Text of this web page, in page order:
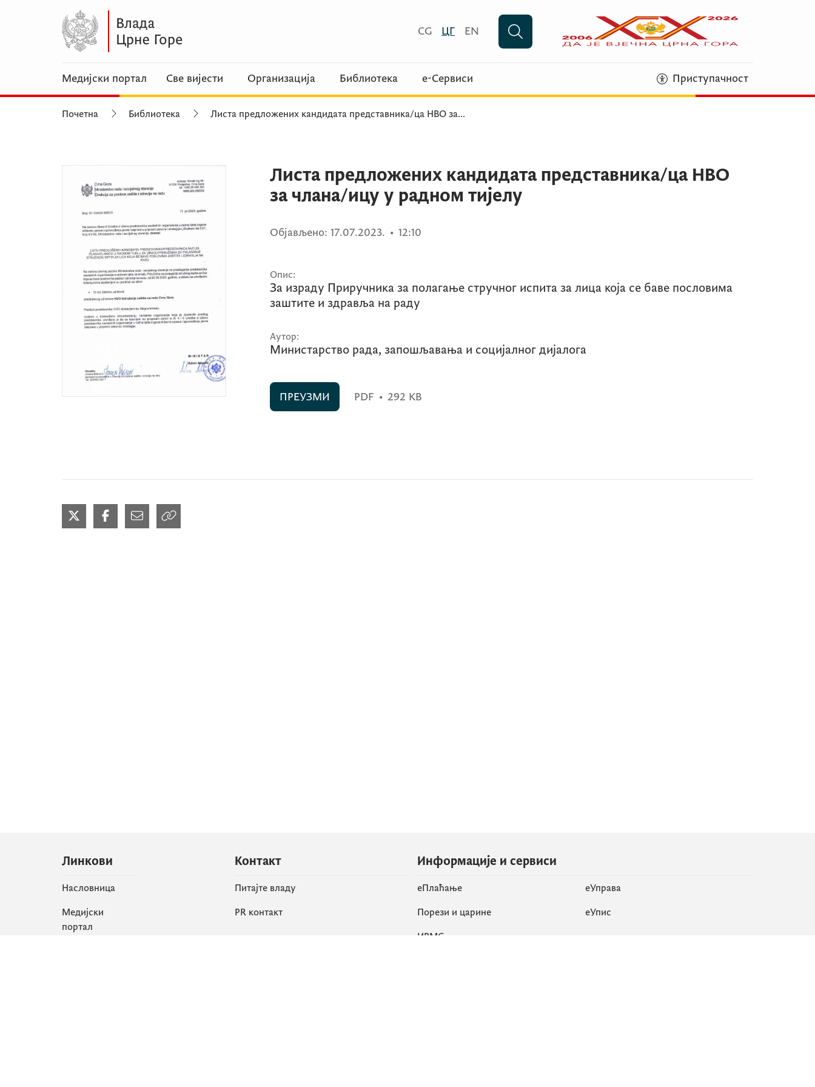
CG ЦГ EN
Медијски портал Све вијести Организација Библиотека е-Сервиси Приступачност
Почетна Библиотека Листа предложених кандидата представника/ца НВО за...
Листа предложених кандидата представника/ца НВО
за члана/ицу у радном тијелу
Објављено: 17.07.2023. • 12:10
Опис:
За израду Приручника за полагање стручног испита за лица која се баве пословима
заштите и здравља на раду
Аутор:
Министарство рада, запошљавања и социјалног дијалога
ПРЕУЗМИ PDF • 292 KB
Линкови
Насловница
Медијски
портал
Контакт
Питајте владу
PR контакт
Информације и сервиси
eПлаћање
еУправа
Порези и царине
eУпис
ИРМС